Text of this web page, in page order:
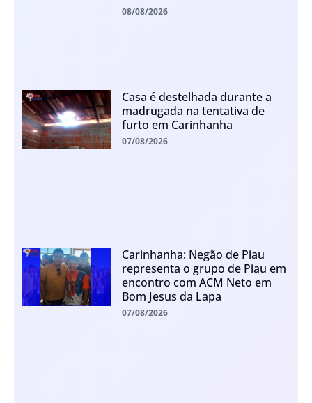
08/08/2026
Casa é destelhada durante a
madrugada na tentativa de
furto em Carinhanha
07/08/2026
Carinhanha: Negão de Piau
representa o grupo de Piau em
encontro com ACM Neto em
Bom Jesus da Lapa
07/08/2026